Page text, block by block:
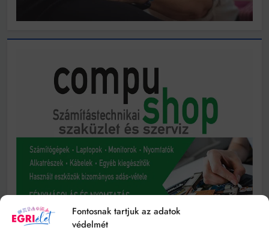
Fontosnak tartjuk az adatok
védelmét